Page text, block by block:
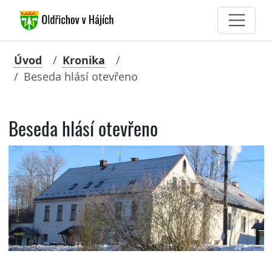
Úvod
Kronika
Beseda hlásí otevřeno
Beseda hlásí otevřeno